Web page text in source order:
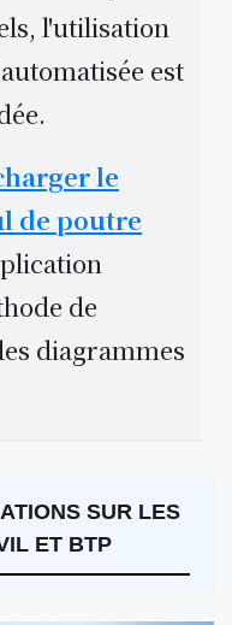
l'utilisation
est
le
de poutre
de
diagrammes
SUR LES
ET BTP